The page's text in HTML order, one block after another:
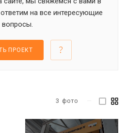
на все интересующие
вопросы.
ПРОЕКТ
3 фото